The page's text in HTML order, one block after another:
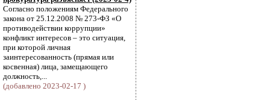
Согласно положениям Федерального
закона от 25.12.2008 № 273-ФЗ «О
противодействии коррупции»
конфликт интересов – это ситуация,
при которой личная
заинтересованность (прямая или
косвенная) лица, замещающего
должность,...
(добавлено 2023-02-17 )